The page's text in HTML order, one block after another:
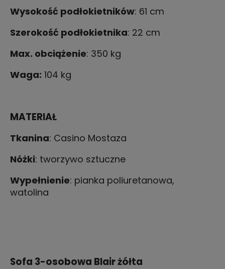
Wysokość podłokietników: 61 cm
Szerokość podłokietnika: 22 cm
Max. obciążenie: 350 kg
Waga: 104 kg
MATERIAŁ
Tkanina: Casino Mostaza
Nóżki: tworzywo sztuczne
Wypełnienie: pianka poliuretanowa,
watolina
Sofa 3-osobowa Blair żółta